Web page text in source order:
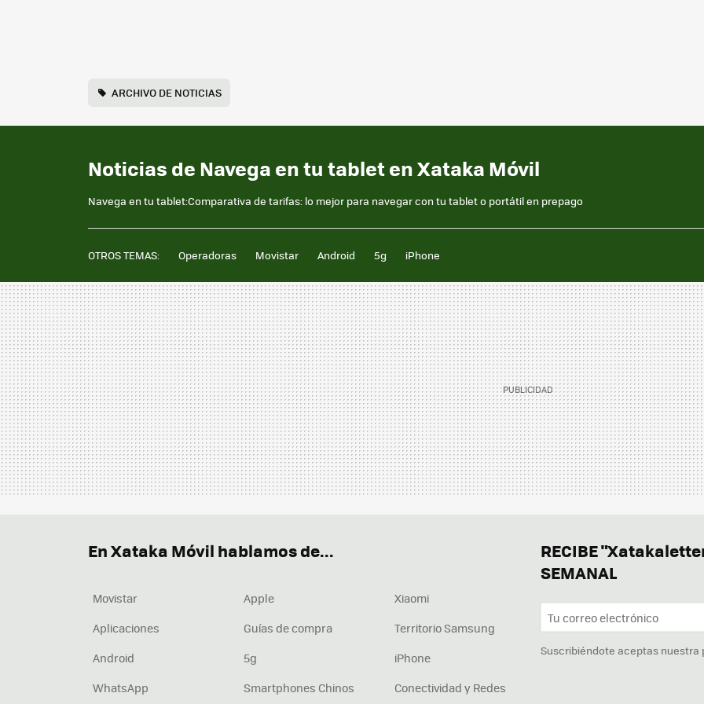
ARCHIVO DE NOTICIAS
Noticias de Navega en tu tablet en Xataka Móvil
Navega en tu tablet:Comparativa de tarifas: lo mejor para navegar con tu tablet o portátil en prepago
OTROS TEMAS: Operadoras Movistar Android 5g iPhone
RECIBE
SEMANAL
Suscribiéndote aceptas nuestra
En Xataka Móvil hablamos de...
Movistar Apple
Xiaomi
Aplicaciones
Guías de compra
Territorio Samsung
Android
5g
iPhone
WhatsApp
Smartphones Chinos Conectividad y Redes